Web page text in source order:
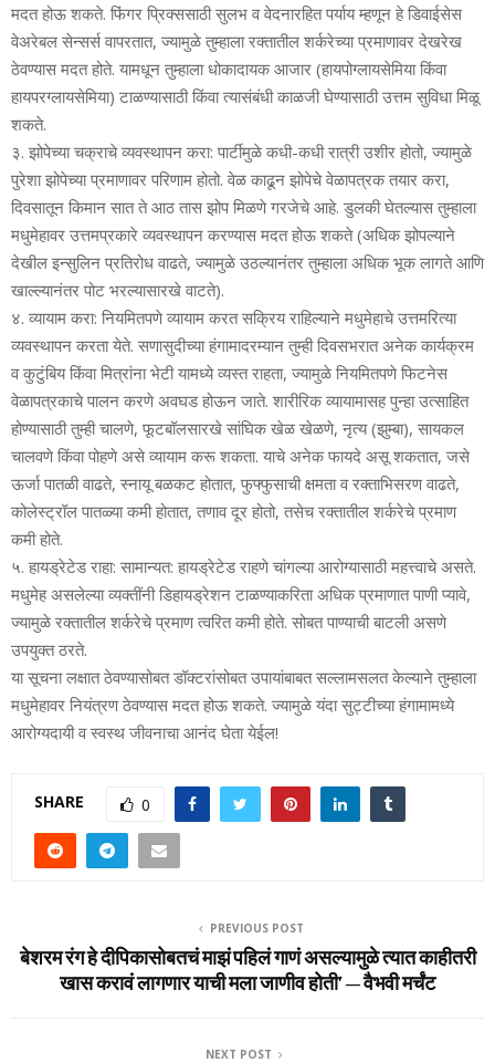
मदत होऊ शकते. फिंगर प्रिक्‍ससाठी सुलभ व वेदनारहित पर्याय म्‍हणून हे डिवाईसेस
वेअरेबल सेन्‍सर्स वापरतात, ज्‍यामुळे तुम्‍हाला रक्‍तातील शर्करेच्‍या प्रमाणावर देखरेख
ठेवण्‍यास मदत होते. यामधून तुम्‍हाला धोकादायक आजार (हायपोग्‍लायसेमिया किंवा
हायपरग्‍लायसेमिया) टाळण्‍यासाठी किंवा त्‍यासंबंधी काळजी घेण्‍यासाठी उत्तम सुविधा मिळू
शकते.
३. झोपेच्‍या चक्राचे व्‍यवस्‍थापन करा: पार्टीमुळे कधी-कधी रात्री उशीर होतो, ज्‍यामुळे
पुरेशा झोपेच्‍या प्रमाणावर परिणाम होतो. वेळ काढून झोपेचे वेळापत्रक तयार करा,
दिवसातून किमान सात ते आठ तास झोप मिळणे गरजेचे आहे. डुलकी घेतल्‍यास तुम्‍हाला
मधुमेहावर उत्तमप्रकारे व्‍यवस्‍थापन करण्‍यास मदत होऊ शकते (अधिक झोपल्‍याने
देखील इन्‍सुलिन प्रतिरोध वाढते, ज्‍यामुळे उठल्‍यानंतर तुम्‍हाला अधिक भूक लागते आणि
खाल्‍ल्‍यानंतर पोट भरल्‍यासारखे वाटते).
४. व्‍यायाम करा: नियमितपणे व्‍यायाम करत सक्रिय राहिल्‍याने मधुमेहाचे उत्तमरित्‍या
व्‍यवस्‍थापन करता येते. सणासुदीच्‍या हंगामादरम्‍यान तुम्‍ही दिवसभरात अनेक कार्यक्रम
व कुटुंबिय किंवा मित्रांना भेटी यामध्‍ये व्‍यस्‍त राहता, ज्‍यामुळे नियमितपणे फिटनेस
वेळापत्रकाचे पालन करणे अवघड होऊन जाते. शारीरिक व्‍यायामासह पुन्‍हा उत्‍साहित
होण्‍यासाठी तुम्‍ही चालणे, फूटबॉलसारखे सांघिक खेळ खेळणे, नृत्‍य (झुम्‍बा), सायकल
चालवणे किंवा पोहणे असे व्‍यायाम करू शकता. याचे अनेक फायदे असू शकतात, जसे
ऊर्जा पातळी वाढते, स्‍नायू बळकट होतात, फुफ्फुसाची क्षमता व रक्‍ताभिसरण वाढते,
कोलेस्‍ट्रॉल पातळ्या कमी होतात, तणाव दूर होतो, तसेच रक्‍तातील शर्करेचे प्रमाण
कमी होते.
५. हायड्रेटेड राहा: सामान्‍यत: हायड्रेटेड राहणे चांगल्‍या आरोग्‍यासाठी महत्त्वाचे असते.
मधुमेह असलेल्‍या व्‍यक्‍तींनी डिहायड्रेशन टाळण्‍याकरिता अधिक प्रमाणात पाणी प्‍यावे,
ज्‍यामुळे रक्‍तातील शर्करेचे प्रमाण त्‍वरित कमी होते. सोबत पाण्‍याची बाटली असणे
उपयुक्‍त ठरते.
या सूचना लक्षात ठेवण्‍यासोबत डॉक्‍टरांसोबत उपायांबाबत सल्‍लामसलत केल्‍याने तुम्‍हाला
मधुमेहावर नियंत्रण ठेवण्‍यास मदत होऊ शकते. ज्‍यामुळे यंदा सुट्टीच्‍या हंगामामध्‍ये
आरोग्‍यदायी व स्वस्थ जीवनाचा आनंद घेता येईल!
SHARE 0
PREVIOUS POST
बेशरम रंग हे दीपिकासोबतचं माझं पहिलं गाणं असल्यामुळे त्यात काहीतरी
खास करावं लागणार याची मला जाणीव होती’ – वैभवी मर्चंट
NEXT POST